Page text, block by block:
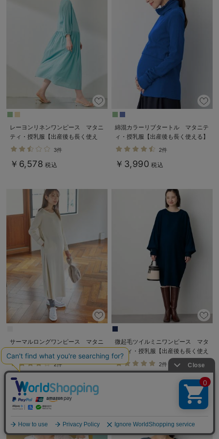
レーヨンリネンワンピース マタニ
ティ・授乳服【出産後も長く使え
る】
3件
￥6,578 税込
綿混カラーリブタートル マタニテ
ィ・授乳服【出産後も長く使える】
2件
￥3,990 税込
サーマルロングワンピース マタニ
2件
￥4,990
微起毛ツイルミニワンピース マタ
ニティ・授乳服【出産後も長く使え
る】
2件